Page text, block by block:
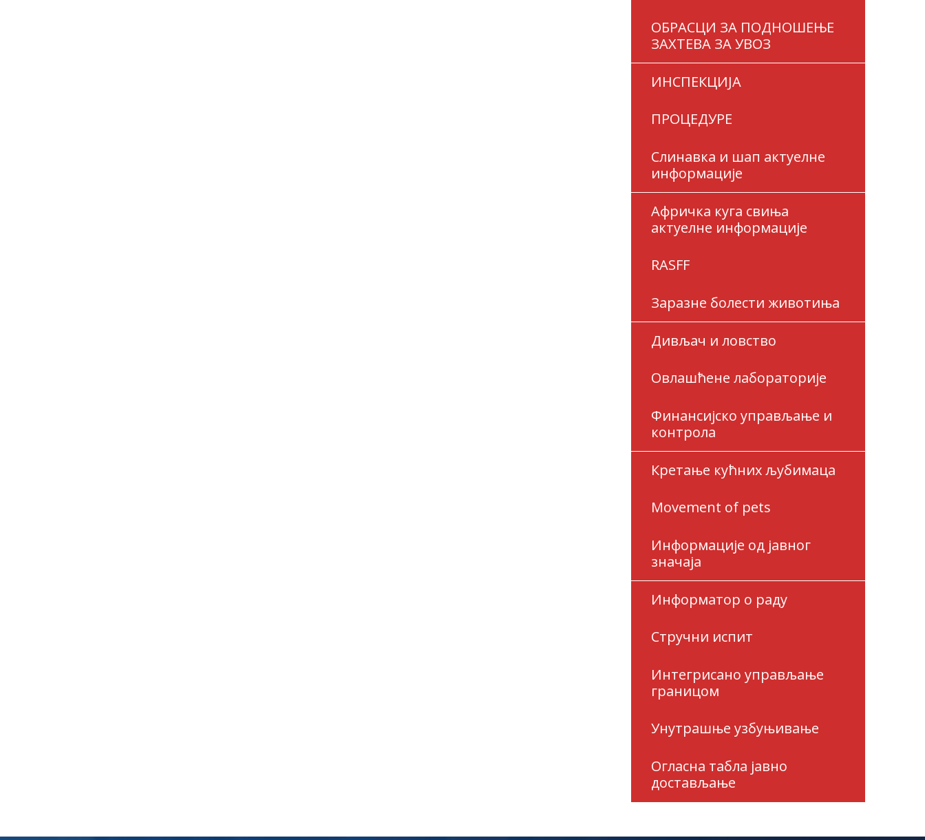
ОБРАСЦИ ЗА ПОДНОШЕЊЕ
ЗАХТЕВА ЗА УВОЗ
ИНСПЕКЦИЈА
ПРОЦЕДУРЕ
Слинавка и шап актуелне
информације
Афричка куга свиња
актуелне информације
RASFF
Заразне болести животиња
Дивљач и ловство
Овлашћене лабораторије
Финансијско управљање и
контрола
Кретање кућних љубимаца
Movement of pets
Информације од јавног
значаја
Информатор о раду
Стручни испит
Интегрисано управљање
границом
Унутрашње узбуњивање
Огласна табла јавно
достављање